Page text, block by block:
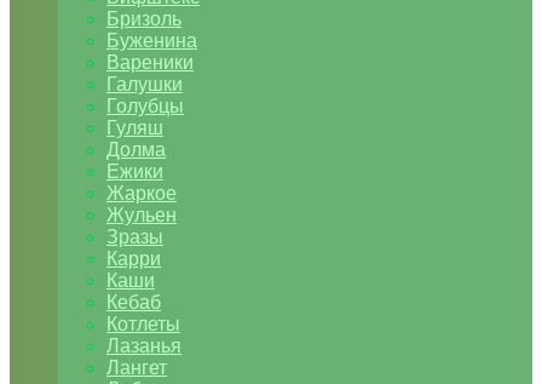
Бризоль
Буженина
Вареники
Галушки
Голубцы
Гуляш
Долма
Ежики
Жаркое
Жульен
Зразы
Карри
Каши
Кебаб
Котлеты
Лазанья
Лангет